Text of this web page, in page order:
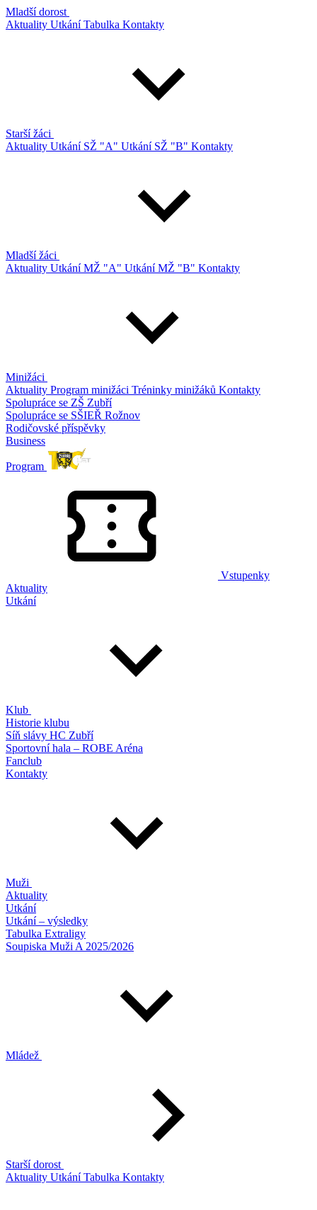
Mladší dorost
Aktuality UtkáníTabulka Kontakty
Starší žáci
Aktuality Utkání SŽ "A" Utkání SŽ "B" Kontakty
Mladší žáci
Aktuality Utkání MŽ "A" Utkání MŽ "B" Kontakty
Minižáci
Aktuality Program minižáci Tréninky minižáků Kontakty
Spolupráce se ZŠ Zubří
Spolupráce se SŠIEŘ Rožnov
Rodičovské příspěvky
Business
Program
Vstupenky
Aktuality
Utkání
Klub
Historie klubu
Síň slávy HC Zubří
Sportovní hala – ROBE Aréna
Fanclub
Kontakty
Muži
Aktuality
Utkání
Utkání – výsledky
Tabulka Extraligy
Soupiska Muži A 2025/2026
Mládež
Starší dorost
Aktuality UtkáníTabulka Kontakty